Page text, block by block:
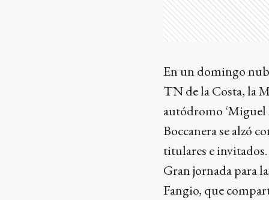
En un domingo
TN de la Costa, la
autódromo ‘Miguel
Boccanera se alzó
titulares e invitados.
Gran jornada para
Fangio, que